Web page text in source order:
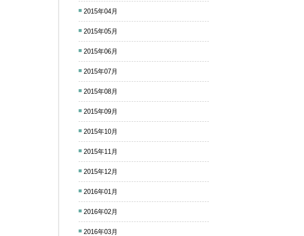
2015年04月
2015年05月
2015年06月
2015年07月
2015年08月
2015年09月
2015年10月
2015年11月
2015年12月
2016年01月
2016年02月
2016年03月